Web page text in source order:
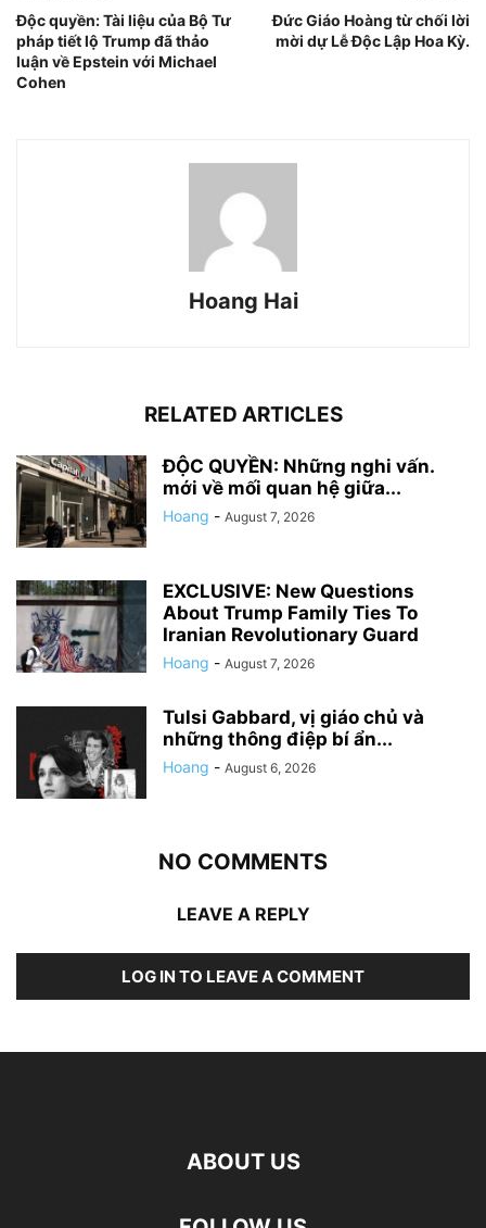
Độc quyền: Tài liệu của Bộ Tư
pháp tiết lộ Trump đã thảo
luận về Epstein với Michael
Cohen
Đức Giáo Hoàng từ chối lời
mời dự Lễ Độc Lập Hoa Kỳ.
Hoang Hai
RELATED ARTICLES
ĐỘC QUYỀN: Những nghi vấn.
mới về mối quan hệ giữa...
Hoang - August 7, 2026
EXCLUSIVE: New Questions
About Trump Family Ties To
Iranian Revolutionary Guard
Hoang - August 7, 2026
Tulsi Gabbard, vị giáo chủ và
những thông điệp bí ẩn...
Hoang - August 6, 2026
NO COMMENTS
LEAVE A REPLY
LOG IN TO LEAVE A COMMENT
ABOUT US